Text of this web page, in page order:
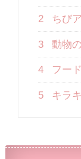
2 ちび
3 動物
4 フー
5 キラ